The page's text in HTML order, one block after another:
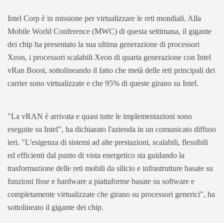
Intel Corp è in missione per virtualizzare le reti mondiali. Alla
Mobile World Conference (MWC) di questa settimana, il gigante
dei chip ha presentato la sua ultima generazione di processori
Xeon, i processori scalabili Xeon di quarta generazione con Intel
vRan Boost, sottolineando il fatto che metà delle reti principali dei
carrier sono virtualizzate e che 95% di queste girano su Intel.
"La vRAN è arrivata e quasi tutte le implementazioni sono
eseguite su Intel", ha dichiarato l'azienda in un comunicato diffuso
ieri. "L'esigenza di sistemi ad alte prestazioni, scalabili, flessibili
ed efficienti dal punto di vista energetico sta guidando la
trasformazione delle reti mobili da silicio e infrastrutture basate su
funzioni fisse e hardware a piattaforme basate su software e
completamente virtualizzate che girano su processori generici", ha
sottolineato il gigante dei chip.